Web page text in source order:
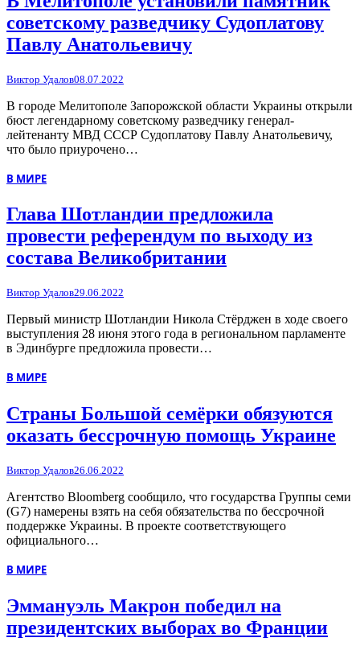
советскому разведчику Судоплатову
Павлу Анатольевичу
Виктор Удалов08.07.2022
В городе Мелитополе Запорожской области Украины открыли
бюст легендарному советскому разведчику генерал-
лейтенанту МВД СССР Судоплатову Павлу Анатольевичу,
что было приурочено…
В МИРЕ
Глава Шотландии предложила
провести референдум по выходу из
состава Великобритании
Виктор Удалов29.06.2022
Первый министр Шотландии Никола Стёрджен в ходе своего
выступления 28 июня этого года в региональном парламенте
в Эдинбурге предложила провести…
В МИРЕ
Страны Большой семёрки обязуются
оказать бессрочную помощь Украине
Виктор Удалов26.06.2022
Агентство Bloomberg сообщило, что государства Группы семи
(G7) намерены взять на себя обязательства по бессрочной
поддержке Украины. В проекте соответствующего
официального…
В МИРЕ
Эммануэль Макрон победил на
президентских выборах во Франции